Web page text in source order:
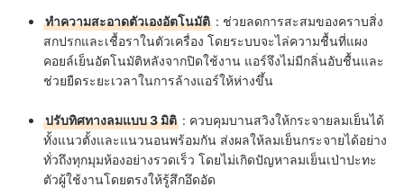
ทำความสะอาดตัวเองอัตโนมัติ : ช่วยลดการสะสมของคราบสิ่ง
สกปรกและเชื้อราในตัวเครื่อง โดยระบบจะไล่ความชื้นที่แผง
คอยล์เย็นอัตโนมัติหลังจากปิดใช้งาน แอร์จึงไม่มีกลิ่นอับชื้นและ
ช่วยยืดระยะเวลาในการล้างแอร์ให้ห่างขึ้น
ปรับทิศทางลมแบบ 3 มิติ : ควบคุมบานสวิงให้กระจายลมเย็นได้
ทั้งแนวตั้งและแนวนอนพร้อมกัน ส่งผลให้ลมเย็นกระจายได้อย่าง
ทั่วถึงทุกมุมห้องอย่างรวดเร็ว โดยไม่เกิดปัญหาลมเย็นเป่าปะทะ
ตัวผู้ใช้งานโดยตรงให้รู้สึกอึดอัด